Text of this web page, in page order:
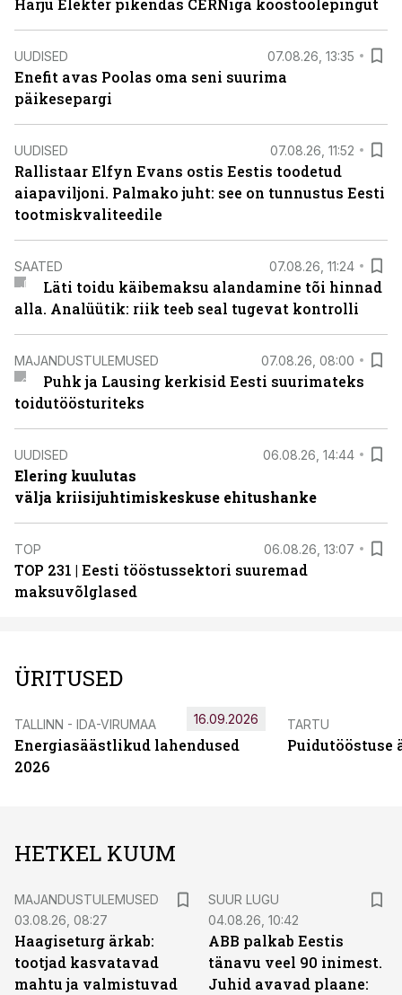
Harju Elekter pikendas CERNiga koostöölepingut
UUDISED 07.08.26, 13:35
Enefit avas Poolas oma seni suurima
päikesepargi
UUDISED 07.08.26, 11:52
Rallistaar Elfyn Evans ostis Eestis toodetud
aiapaviljoni. Palmako juht: see on tunnustus Eesti
tootmiskvaliteedile
SAATED 07.08.26, 11:24
Läti toidu käibemaksu alandamine tõi hinnad
alla. Analüütik: riik teeb seal tugevat kontrolli
MAJANDUSTULEMUSED 07.08.26, 08:00
Puhk ja Lausing kerkisid Eesti suurimateks
toidutöösturiteks
UUDISED 06.08.26, 14:44
Elering kuulutas
välja kriisijuhtimiskeskuse ehitushanke
TOP 06.08.26, 13:07
TOP 231 | Eesti tööstussektori suuremad
maksuvõlglased
ÜRITUSED
TALLINN - IDA-VIRUMAA
Energiasäästlikud lahendused
2026
16.09.2026 TARTU
Puidutööstuse
HETKEL KUUM
MAJANDUSTULEMUSED
03.08.26, 08:27
Haagiseturg ärkab:
tootjad kasvatavad
mahtu ja valmistuvad
SUUR LUGU
04.08.26, 10:42
ABB palkab Eestis
tänavu veel 90 inimest.
Juhid avavad plaane: